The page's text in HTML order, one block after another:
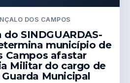
DOS CAMPOS
SINDGUARDAS-
município de
Campos afastar
Militar do cargo de
Municipal